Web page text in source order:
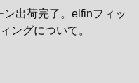
出荷完了。elfinフィッ
ングについて。